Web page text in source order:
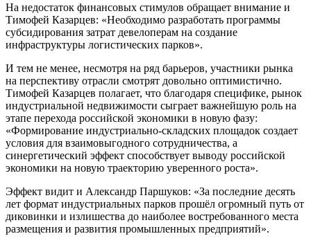
На недостаток финансовых стимулов обращает внимание и
Тимофей Казарцев: «Необходимо разработать программы
субсидирования затрат девелоперам на создание
инфраструктуры логистических парков».
И тем не менее, несмотря на ряд барьеров, участники рынка
на перспективу отрасли смотрят довольно оптимистично.
Тимофей Казарцев полагает, что благодаря специфике, рынок
индустриальной недвижимости сыграет важнейшую роль на
этапе перехода российской экономики в новую фазу:
«Формирование индустриально-складских площадок создает
условия для взаимовыгодного сотрудничества, а
синергетический эффект способствует выводу российской
экономики на новую траекторию уверенного роста».
Эффект видит и Александр Паршуков: «За последние десять
лет формат индустриальных парков прошёл огромный путь от
диковинки и излишества до наиболее востребованного места
размещения и развития промышленных предприятий».